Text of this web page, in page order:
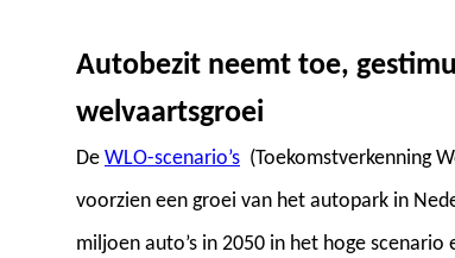
Autobezit neemt toe,
welvaartsgroei
De WLO-scenario’s (Toekomstverkenning
voorzien een groei van het autopark in
miljoen auto’s in 2050 in het hoge